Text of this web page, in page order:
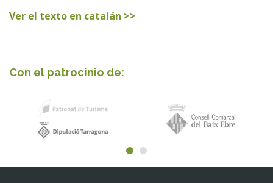
Ver el texto en catalán >>
Con el patrocinio de: